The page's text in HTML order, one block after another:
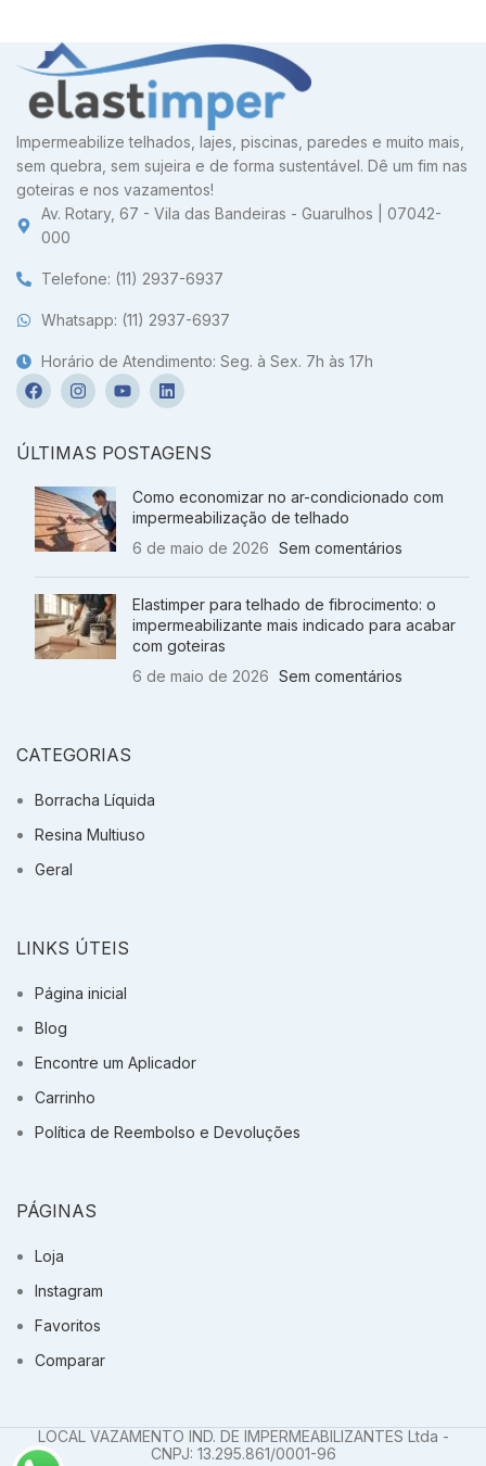
Impermeabilize telhados, lajes, piscinas, paredes e muito mais,
sem quebra, sem sujeira e de forma sustentável. Dê um fim nas
goteiras e nos vazamentos!
Av. Rotary, 67 - Vila das Bandeiras - Guarulhos | 07042-
000
Telefone: (11) 2937-6937
Whatsapp: (11) 2937-6937
Horário de Atendimento: Seg. à Sex. 7h às 17h
ÚLTIMAS POSTAGENS
Como economizar no ar-condicionado com
impermeabilização de telhado
6 de maio de 2026 Sem comentários
Elastimper para telhado de fibrocimento: o
impermeabilizante mais indicado para acabar
com goteiras
6 de maio de 2026 Sem comentários
CATEGORIAS
Borracha Líquida
Resina Multiuso
Geral
LINKS ÚTEIS
Página inicial
Blog
Encontre um Aplicador
Carrinho
Política de Reembolso e Devoluções
PÁGINAS
Loja
Instagram
Favoritos
Comparar
LOCAL VAZAMENTO IND. DE IMPERMEABILIZANTES Ltda -
CNPJ: 13.295.861/0001-96